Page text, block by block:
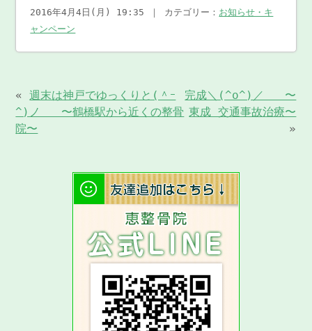
2016年4月4日(月) 19:35 ｜ カテゴリー： お知らせ・キ
ャンペーン
«週末は神戸でゆっくりと(＾ｰ
^)ノ 〜鶴橋駅から近くの整骨
院〜
完成＼(^o^)／ 〜
東成 交通事故治療〜
»